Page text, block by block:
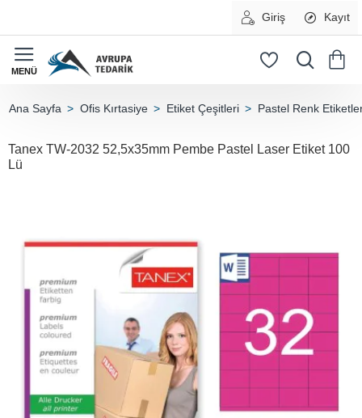
Giriş Kayıt
Ofis Kırtasiye Etiket Çeşitleri Pastel Renk
Tanex TW-2032 52,5x35mm Pembe Pastel Laser Etiket 100
Lü